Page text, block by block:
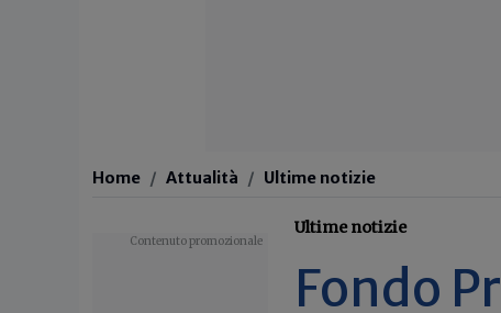
Home Attualità Ultime notizie
Ultime notizie
Fondo